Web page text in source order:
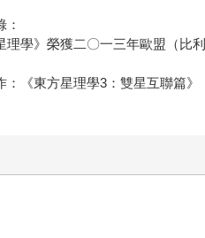
：
理學》榮獲二〇一三年歐盟（
：《東方星理學3：雙星互聯篇》